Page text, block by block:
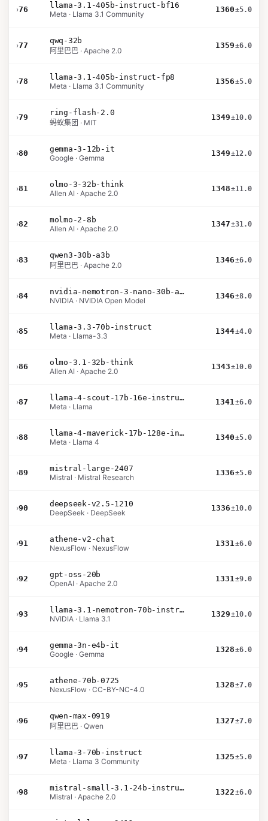
›76
llama-3.1-405b-instruct-bf16
Meta · Llama 3.1 Community
1360±5.0
›77
qwq-32b
阿里巴巴 · Apache 2.0
1359±6.0
›78
llama-3.1-405b-instruct-fp8
Meta · Llama 3.1 Community
1356±5.0
›79
ring-flash-2.0
蚂蚁集团 · MIT
1349±10.0
›80
gemma-3-12b-it
Google · Gemma
1349±12.0
›81
olmo-3-32b-think
Allen AI · Apache 2.0
1348±11.0
›82
molmo-2-8b
Allen AI · Apache 2.0
1347±31.0
›83
qwen3-30b-a3b
阿里巴巴 · Apache 2.0
1346±6.0
›84
nvidia-nemotron-3-nano-30b-a3b-bf16
NVIDIA · NVIDIA Open Model
1346±8.0
›85
llama-3.3-70b-instruct
Meta · Llama-3.3
1344±4.0
›86
olmo-3.1-32b-think
Allen AI · Apache 2.0
1343±10.0
›87
llama-4-scout-17b-16e-instruct
Meta · Llama
1341±6.0
›88
llama-4-maverick-17b-128e-instruct
Meta · Llama 4
1340±5.0
›89
mistral-large-2407
Mistral · Mistral Research
1336±5.0
›90
deepseek-v2.5-1210
DeepSeek · DeepSeek
1336±10.0
›91
athene-v2-chat
NexusFlow · NexusFlow
1331±6.0
›92
gpt-oss-20b
OpenAI · Apache 2.0
1331±9.0
›93
llama-3.1-nemotron-70b-instruct
NVIDIA · Llama 3.1
1329±10.0
›94
gemma-3n-e4b-it
Google · Gemma
1328±6.0
›95
athene-70b-0725
NexusFlow · CC-BY-NC-4.0
1328±7.0
›96
qwen-max-0919
阿里巴巴 · Qwen
1327±7.0
›97
llama-3-70b-instruct
Meta · Llama 3 Community
1325±5.0
›98
mistral-small-3.1-24b-instruct-2503
Mistral · Apache 2.0
1322±6.0